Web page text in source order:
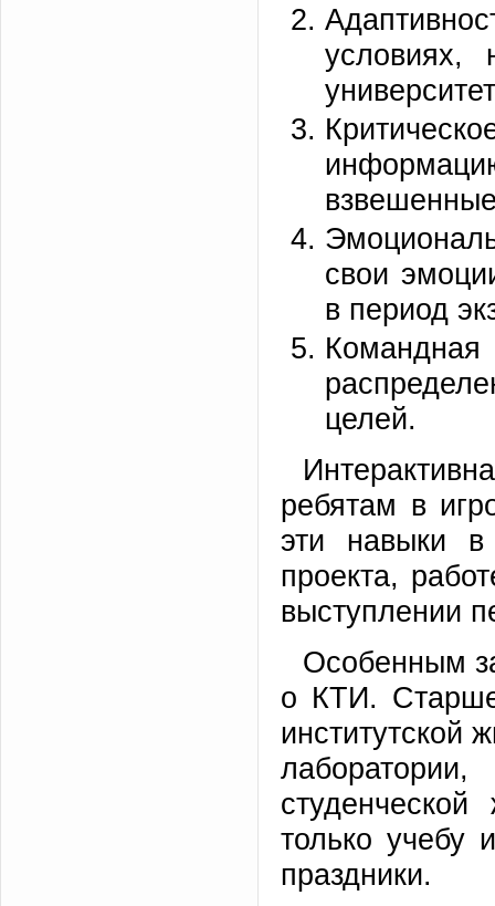
условиях,
свои
в период
целей.
ребятам в
эти навыки в
проекта,
выступлении
Особенным
о КТИ.
институтской
только учебу
праздники.